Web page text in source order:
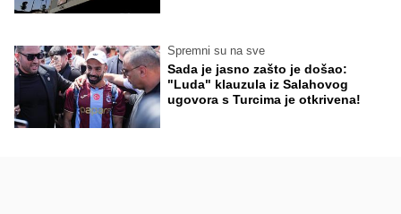
Spremni su na sve
Sada je jasno zašto je došao:
"Luda" klauzula iz Salahovog
ugovora s Turcima je otkrivena!